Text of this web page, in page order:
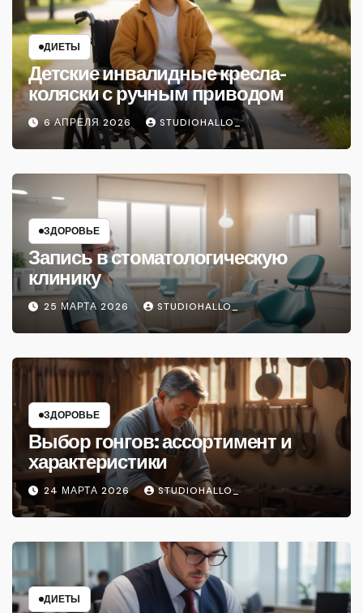
ДИЕТЫ
Детские инвалидные кресла-
коляски с ручным приводом
6 АПРЕЛЯ 2026 STUDIOHALLO_
ЗДОРОВЬЕ
Запись в стоматологическую
клинику
25 МАРТА 2026 STUDIOHALLO_
ЗДОРОВЬЕ
Выбор гонгов: ассортимент и
характеристики
24 МАРТА 2026 STUDIOHALLO_
ДИЕТЫ